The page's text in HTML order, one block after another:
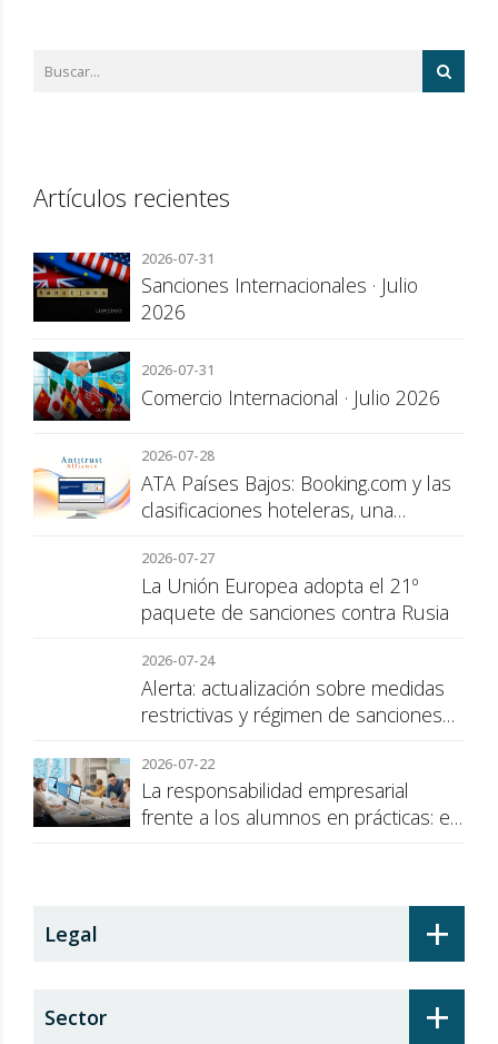
Artículos recientes
2026-07-31
Sanciones Internacionales · Julio
2026
2026-07-31
Comercio Internacional · Julio 2026
2026-07-28
ATA Países Bajos: Booking.com y las
clasificaciones hoteleras, una
consumidor
2026-07-27
La Unión Europea adopta el 21º
paquete de sanciones contra Rusia
2026-07-24
Alerta: actualización sobre medidas
restrictivas y régimen de sanciones
2026-07-22
La responsabilidad empresarial
frente a los alumnos en prácticas: el
+
Legal
+
Sector